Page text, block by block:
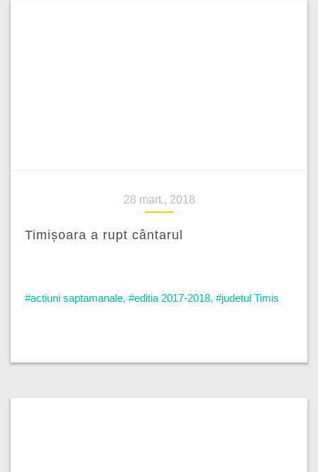
28 mart., 2018
Timișoara a rupt cântarul
#actiuni saptamanale, #editia 2017-2018, #judetul Timis